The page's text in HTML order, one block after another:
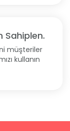
Sahiplen.
müşteriler
kullanın